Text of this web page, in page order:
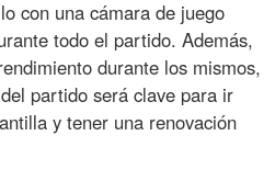
con una cámara de juego
todo el partido. Además,
durante los mismos,
partido será clave para ir
y tener una renovación